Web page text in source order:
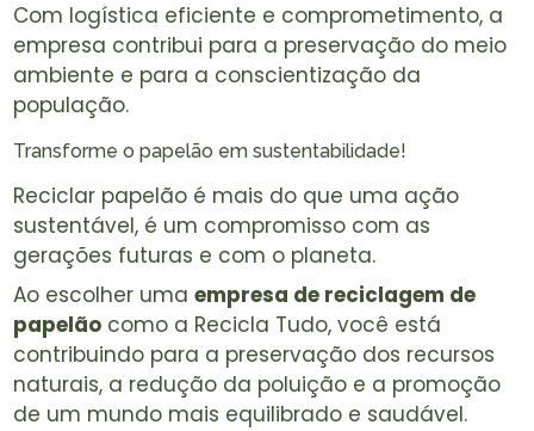
Com logística eficiente e comprometimento, a
empresa contribui para a preservação do meio
ambiente e para a conscientização da
população.
Transforme o papelão em sustentabilidade!
Reciclar papelão é mais do que uma ação
sustentável, é um compromisso com as
gerações futuras e com o planeta.
Ao escolher umaempresa de reciclagem de
papelão como a Recicla Tudo, você está
contribuindo para a preservação dos recursos
naturais, a redução da poluição e a promoção
de um mundo mais equilibrado e saudável.